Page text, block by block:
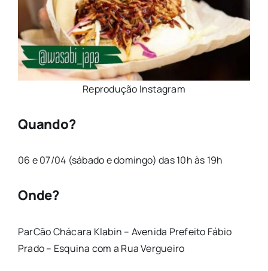
Reprodução Instagram
Quando?
06 e 07/04 (sábado e domingo) das 10h às 19h
Onde?
ParCão Chácara Klabin – Avenida Prefeito Fábio
Prado – Esquina com a Rua Vergueiro